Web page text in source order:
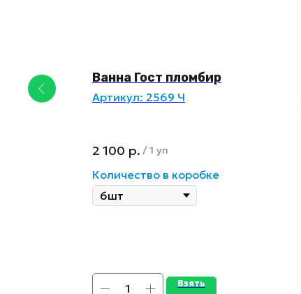
Ванна Гост пломбир
Артикул: 2569 Ч
2 100 р. /1 уп
Количество в коробке
Взять